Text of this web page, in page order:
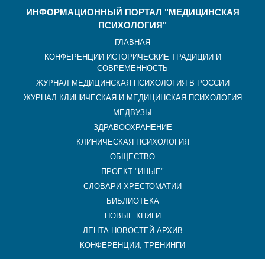
ИНФОРМАЦИОННЫЙ ПОРТАЛ "МЕДИЦИНСКАЯ
ПСИХОЛОГИЯ"
ГЛАВНАЯ
КОНФЕРЕНЦИИ ИСТОРИЧЕСКИЕ ТРАДИЦИИ И
СОВРЕМЕННОСТЬ
ЖУРНАЛ МЕДИЦИНСКАЯ ПСИХОЛОГИЯ В РОССИИ
ЖУРНАЛ КЛИНИЧЕСКАЯ И МЕДИЦИНСКАЯ ПСИХОЛОГИЯ
МЕДВУЗЫ
ЗДРАВООХРАНЕНИЕ
КЛИНИЧЕСКАЯ ПСИХОЛОГИЯ
ОБЩЕСТВО
ПРОЕКТ "ИНЫЕ"
СЛОВАРИ-ХРЕСТОМАТИИ
БИБЛИОТЕКА
НОВЫЕ КНИГИ
ЛЕНТА НОВОСТЕЙ АРХИВ
КОНФЕРЕНЦИИ, ТРЕНИНГИ